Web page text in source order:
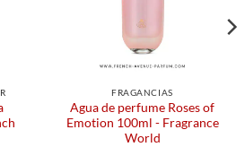
FRAGANCIAS
Agua de perfume Roses of
Emotion 100ml - Fragrance
World